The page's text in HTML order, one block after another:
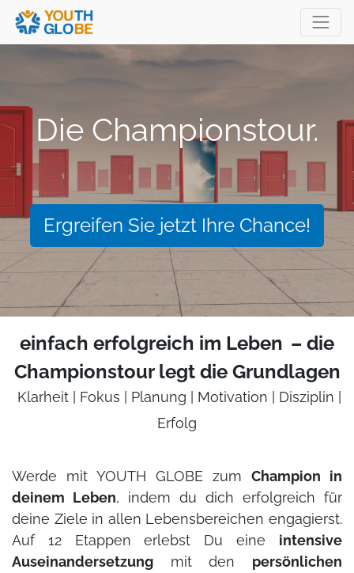
Die Championstour.
Ergreifen Sie jetzt Ihre Chance!
einfach erfolgreich im Leben – die
Championstour legt die Grundlagen
Klarheit | Fokus | Planung | Motivation | Disziplin |
Erfolg
Werde mit YOUTH GLOBE zum Champion in
deinem Leben, indem du dich erfolgreich für
deine Ziele in allen Lebensbereichen engagierst.
Auf 12 Etappen erlebst Du eine intensive
Auseinandersetzung mit den persönlichen